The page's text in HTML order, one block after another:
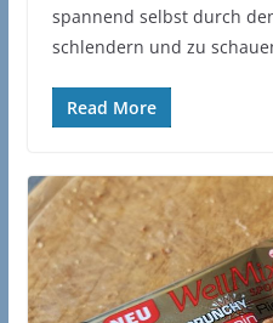
spannend selbst durch
schlendern und zu
Read More